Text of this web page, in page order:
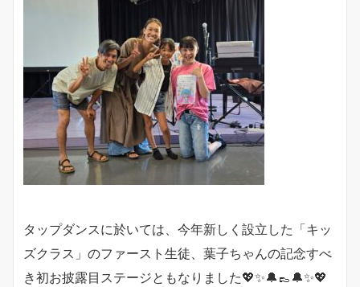
タップダンスに於いては、今年新しく設立した「キッ
ズクラス」のファースト生徒、葉子ちゃんの記念すべ
き初お披露目ステージともなりました💖✨🔔👞🔔✨💖